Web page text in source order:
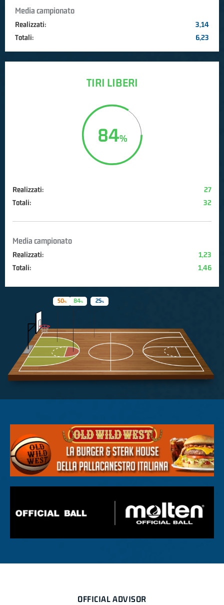
Media campionato
Realizzati:
3,14
Totali:
6,23
TIRI LIBERI
84
Realizzati:
27
Totali:
32
Media campionato
Realizzati:
1,23
Totali:
1,46
84
50 25
OFFICIAL ADVISOR